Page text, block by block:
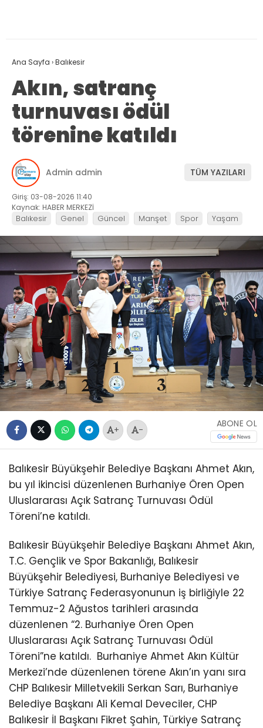
Ana Sayfa ›Balıkesir
Akın, satranç
turnuvası ödül
törenine katıldı
Admin admin TÜM YAZILARI
Giriş: 03-08-2026 11:40
Kaynak: HABER MERKEZİ
Balıkesir Genel Güncel Manşet Spor Yaşam
+ -
ABONE OL
Balıkesir Büyükşehir Belediye Başkanı Ahmet Akın,
bu yıl ikincisi düzenlenen Burhaniye Ören Open
Uluslararası Açık Satranç Turnuvası Ödül
Töreni’ne katıldı.
Balıkesir Büyükşehir Belediye Başkanı Ahmet Akın,
T.C. Gençlik ve Spor Bakanlığı, Balıkesir
Büyükşehir Belediyesi, Burhaniye Belediyesi ve
Türkiye Satranç Federasyonunun iş birliğiyle 22
Temmuz-2 Ağustos tarihleri arasında
düzenlenen “2. Burhaniye Ören Open
Uluslararası Açık Satranç Turnuvası Ödül
Töreni”ne katıldı. Burhaniye Ahmet Akın Kültür
Merkezi’nde düzenlenen törene Akın’ın yanı sıra
CHP Balıkesir Milletvekili Serkan Sarı, Burhaniye
Belediye Başkanı Ali Kemal Deveciler, CHP
Balıkesir İl Başkanı Fikret Şahin, Türkiye Satranç